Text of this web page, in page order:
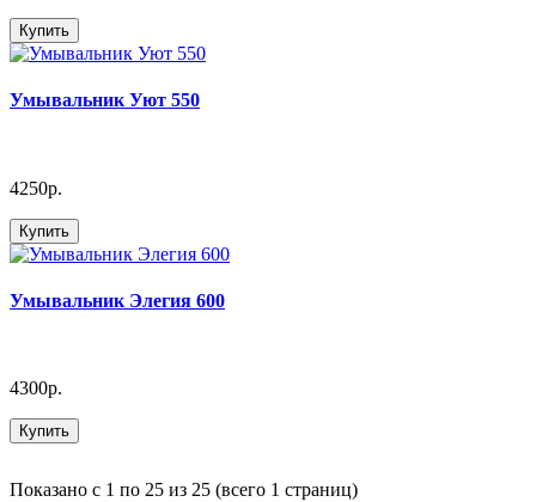
Купить
Умывальник Уют 550
4250р.
Купить
Умывальник Элегия 600
4300р.
Купить
Показано с 1 по 25 из 25 (всего 1 страниц)